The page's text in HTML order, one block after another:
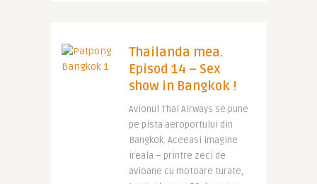
Thailanda mea.
Episod 14 – Sex
show in Bangkok !
Avionul Thai Airways se pune
pe pista aeroportului din
Bangkok. Aceeasi imagine
ireala – printre zeci de
avioane cu motoare turate,